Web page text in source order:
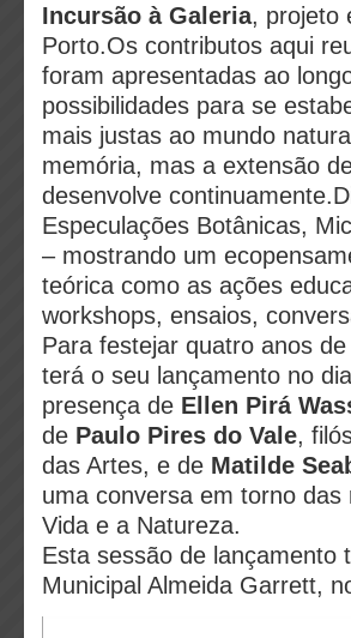
Incursão à Galeria, projeto
Porto.Os contributos aqui
foram apresentadas ao
possibilidades para se
mais justas ao mundo
memória, mas a extensão
desenvolve
Especulações Botânicas,
– mostrando um
teórica como as ações
workshops, ensaios,
Para festejar quatro anos de
terá o seu lançamento no
presença de Ellen Pirá
de Paulo Pires do Vale,
das Artes, e de Matilde
uma conversa em torno
Vida e a Natureza.
Esta sessão de lançamento
Municipal Almeida Garrett,